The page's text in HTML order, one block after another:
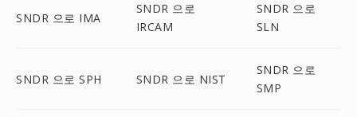
SNDR 으로 IMA
SNDR 으로
IRCAM
SNDR 으로
SLN
SNDR 으로 SPH SNDR 으로 NIST
SNDR 으로
SMP